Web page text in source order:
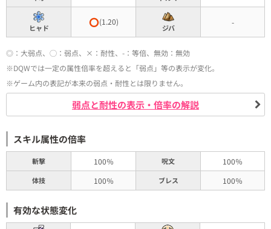
ヒャド
(1.20)
ジバ
-
◎：大弱点、◯：弱点、×：耐性、-：等倍、無効：無効
※DQWでは一定の属性倍率を超えると「弱点」等の表示が変化。
※ゲーム内の表記が本来の弱点・耐性とは限りません。
弱点と耐性の表示・倍率の解説
スキル属性の倍率
斬撃 100％ 呪文 100％
体技 100％ ブレス 100％
有効な状態変化